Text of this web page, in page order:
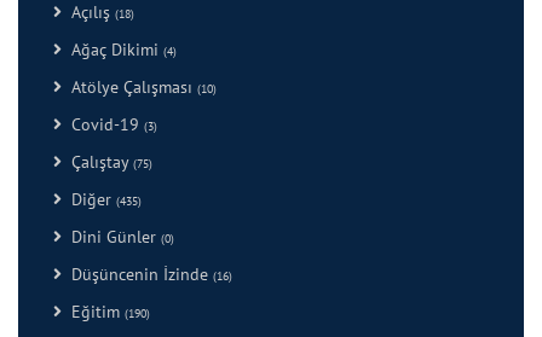
Açılış (18)
Ağaç Dikimi (4)
Atölye Çalışması (10)
Covid-19 (3)
Çalıştay (75)
Diğer (435)
Dini Günler (0)
Düşüncenin İzinde (16)
Eğitim (190)